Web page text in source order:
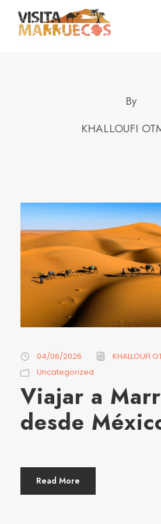
By
KHALLOUFI
04/06/2026
KHALLOUFI
Uncategorized
Viajar a
desde
Read More